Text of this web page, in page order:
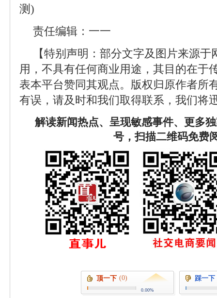
测)
责任编辑：一一
【特别声明：部分文字及图片来源
用，不具有任何商业用途，其目的在于
表本平台赞同其观点。版权归原作者所
有误，请及时和我们取得联系，我们将
解读新闻热点、呈现敏感事件、更多
号，扫描二维码免费
顶一下 (0)
0.00%
踩一下